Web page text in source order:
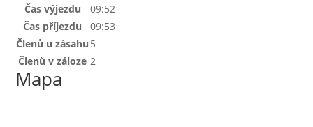
Čas výjezdu
09:52
Čas příjezdu
09:53
Členů u zásahu 5
Členů v záloze 2
Mapa